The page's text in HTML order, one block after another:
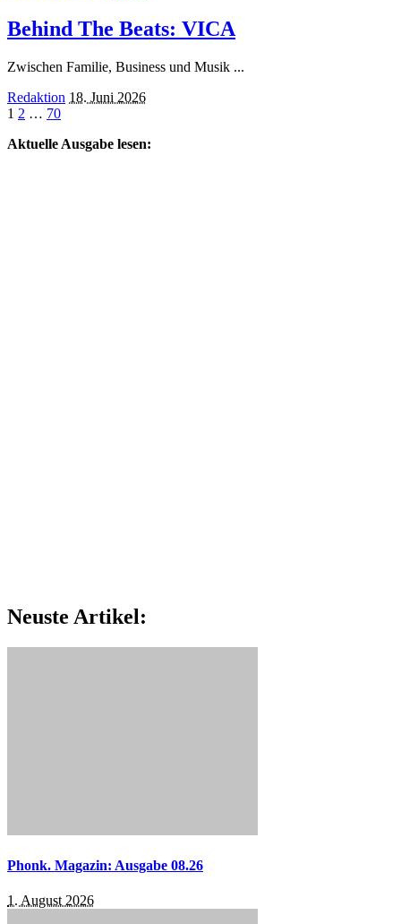
Behind The Beats: VICA
Zwischen Familie, Business und Musik ...
Posted
by
Redaktion 18. Juni 2026
1 2 … 70
Aktuelle Ausgabe lesen:
Neuste Artikel:
Phonk. Magazin: Ausgabe 08.26
1. August 2026